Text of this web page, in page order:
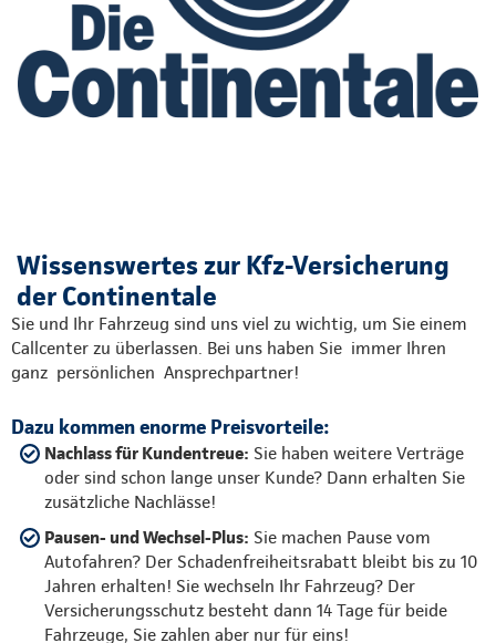
Wissenswertes zur Kfz-Versicherung
der Continentale
Sie und Ihr Fahrzeug sind uns viel zu wichtig, um Sie einem
Callcenter zu überlassen. Bei uns haben Sie immer Ihren
ganz persönlichen Ansprechpartner!
Dazu kommen enorme Preisvorteile:
Nachlass für Kundentreue: Sie haben weitere Verträge
oder sind schon lange unser Kunde? Dann erhalten Sie
zusätzliche Nachlässe!
Pausen- und Wechsel-Plus: Sie machen Pause vom
Autofahren? Der Schadenfreiheitsrabatt bleibt bis zu 10
Jahren erhalten! Sie wechseln Ihr Fahrzeug? Der
Versicherungsschutz besteht dann 14 Tage für beide
Fahrzeuge, Sie zahlen aber nur für eins!